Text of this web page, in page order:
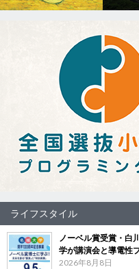
ライフスタイル
ノーベル賞受賞・白
学が講演会と導電性
2026年8月8日